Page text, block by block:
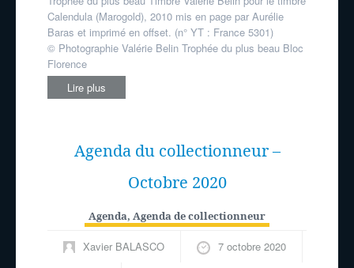
Calendula (Marogold), 2010 mis en page par Aurélie
Baras et imprimé en offset. (n° YT : France 5301)
© Photographie Valérie Belin Trophée du plus beau Bloc
Florence
Lire plus
Agenda du collectionneur –
Octobre 2020
Agenda, Agenda de collectionneur
Xavier BALASCO 7 octobre 2020